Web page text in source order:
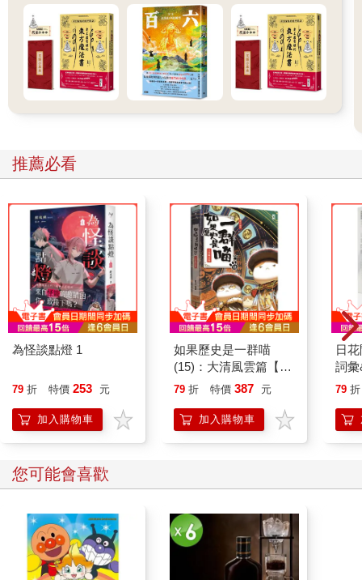
推薦必看
為怪談點燈 1
79 折 特價 253 元
加入購物車
如果歷史是一群喵
(15)：大清風雲篇【萌
貓漫畫學歷史】
79 折 特價 387 元
加入購物車
日
詞
79 折
您可能會喜歡